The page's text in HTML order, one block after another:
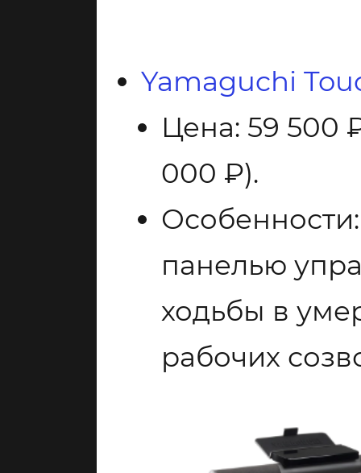
Yamaguchi
Цена: 59 500
000 ₽).
панелью
ходьбы в
рабочих